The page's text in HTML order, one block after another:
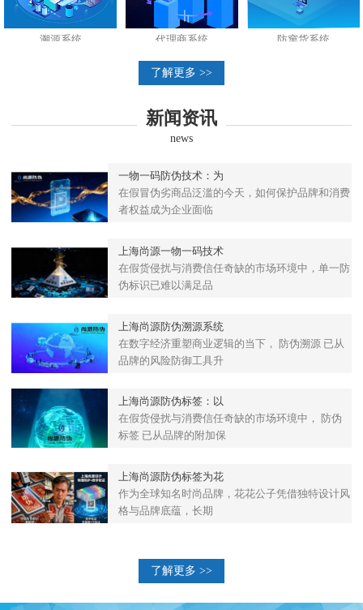
溯源系统 代理商系统 防窜货系统
了解更多 >>
新闻资讯
news
一物一码防伪技术：为
在假冒伪劣商品泛滥的今天，如何保护品牌和消费
者权益成为企业面临
上海尚源一物一码技术
在假货侵扰与消费信任奇缺的市场环境中，单一防
伪标识已难以满足品
上海尚源防伪溯源系统
在数字经济重塑商业逻辑的当下， 防伪溯源 已从
品牌的风险防御工具升
上海尚源防伪标签：以
在假货侵扰与消费信任奇缺的市场环境中， 防伪
标签 已从品牌的附加保
上海尚源防伪标签为花
作为全球知名时尚品牌，花花公子凭借独特设计风
格与品牌底蕴，长期
了解更多 >>